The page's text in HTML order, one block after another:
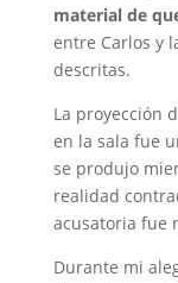
material de
entre Carlos y
descritas.
La proyección
en la sala fue
se produjo
realidad
acusatoria fue
Durante mi